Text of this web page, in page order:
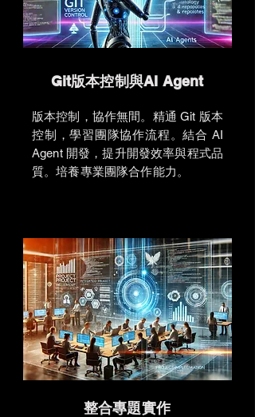
Git版本控制與AI Agent
版本控制，協作無間。精通 Git 版本
控制，學習團隊協作流程。結合 AI
Agent 開發，提升開發效率與程式品
質。培養專業團隊合作能力。
​整合專題實作